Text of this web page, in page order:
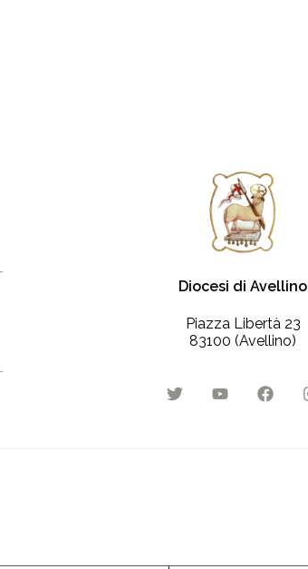
Diocesi di Avellino
Piazza Libertà 23
83100 (Avellino)